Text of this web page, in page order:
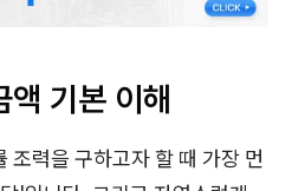
액 기본 이해
조력을 구하고자 할 때 가장 먼